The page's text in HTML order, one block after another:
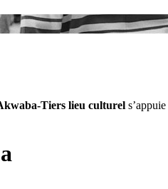
Tiers lieu culturel